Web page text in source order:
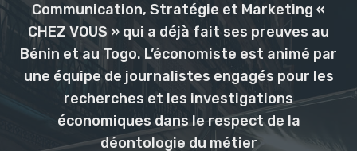
Communication, Stratégie et Marketing «
CHEZ VOUS » qui a déjà fait ses preuves au
Bénin et au Togo. L’économiste est animé par
une équipe de journalistes engagés pour les
recherches et les investigations
économiques dans le respect de la
déontologie du métier